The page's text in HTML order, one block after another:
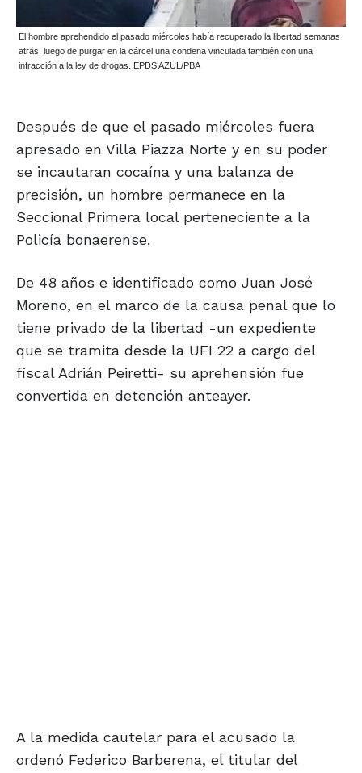
El hombre aprehendido el pasado miércoles había recuperado la libertad semanas
atrás, luego de purgar en la cárcel una condena vinculada también con una
infracción a la ley de drogas. EPDS AZUL/PBA
Después de que el pasado miércoles fuera
apresado en Villa Piazza Norte y en su poder
se incautaran cocaína y una balanza de
precisión, un hombre permanece en la
Seccional Primera local perteneciente a la
Policía bonaerense.
De 48 años e identificado como Juan José
Moreno, en el marco de la causa penal que lo
tiene privado de la libertad -un expediente
que se tramita desde la UFI 22 a cargo del
fiscal Adrián Peiretti- su aprehensión fue
convertida en detención anteayer.
A la medida cautelar para el acusado la
ordenó Federico Barberena, el titular del